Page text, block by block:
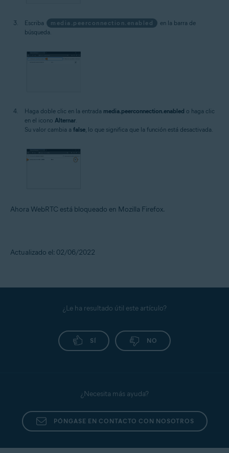
Escriba media.peerconnection.enabled
en la barra de
búsqueda.
Haga doble clic en la entrada media.peerconnection.enabled o haga clic
en el icono Alternar
Su valor cambia a false , lo que significa que la función está desactivada.
Ahora WebRTC está bloqueado en Mozilla Firefox.
Actualizado el: 02/06/2022
¿Le ha resultado útil este artículo?
SÍ NO
¿Necesita más ayuda?
PÓNGASE EN CONTACTO CON NOSOTROS